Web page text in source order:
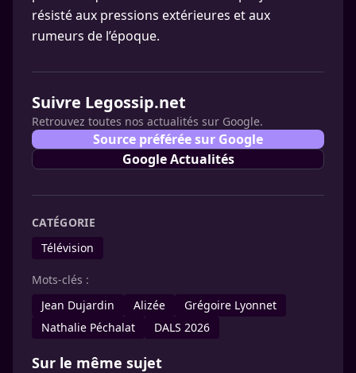
résisté aux pressions extérieures et aux
rumeurs de l’époque.
Suivre Legossip.net
Retrouvez toutes nos actualités sur Google.
Source préférée sur Google
Google Actualités
CATÉGORIE
Télévision
Mots-clés :
Jean Dujardin
Alizée
Grégoire Lyonnet
Nathalie Péchalat
DALS 2026
Sur le même sujet